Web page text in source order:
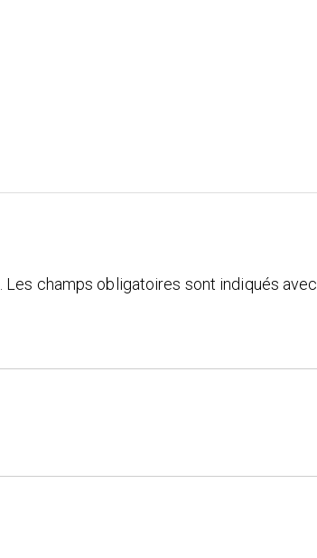
Les champs obligatoires sont indiqués avec